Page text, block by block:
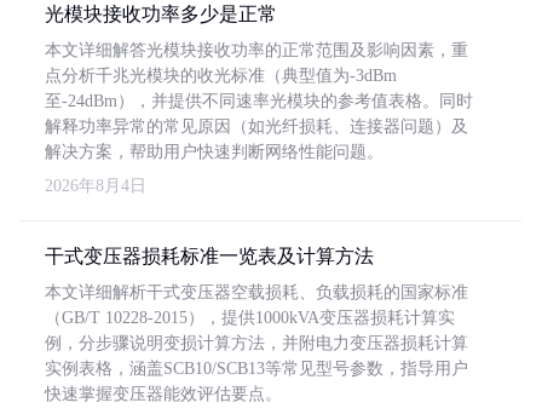
光模块接收功率多少是正常
本文详细解答光模块接收功率的正常范围及影响因素，重
点分析千兆光模块的收光标准（典型值为-3dBm
至-24dBm），并提供不同速率光模块的参考值表格。同时
解释功率异常的常见原因（如光纤损耗、连接器问题）及
解决方案，帮助用户快速判断网络性能问题。
2026年8月4日
干式变压器损耗标准一览表及计算方法
本文详细解析干式变压器空载损耗、负载损耗的国家标准
（GB/T 10228-2015），提供1000kVA变压器损耗计算实
例，分步骤说明变损计算方法，并附电力变压器损耗计算
实例表格，涵盖SCB10/SCB13等常见型号参数，指导用户
快速掌握变压器能效评估要点。